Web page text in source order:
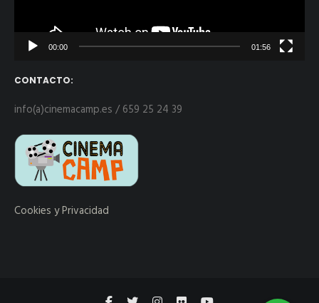
00:00 01:56
CONTACTO:
info(a)cinemacamp.es / 659 25 24 39
Cookies y Privacidad